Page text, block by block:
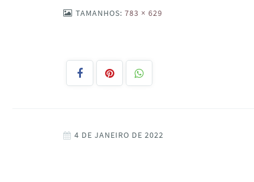
TAMANHOS:783 × 629
4 DE JANEIRO DE 2022